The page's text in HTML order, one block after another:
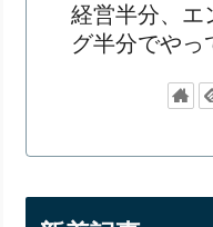
経営半分、エ
グ半分でやっ